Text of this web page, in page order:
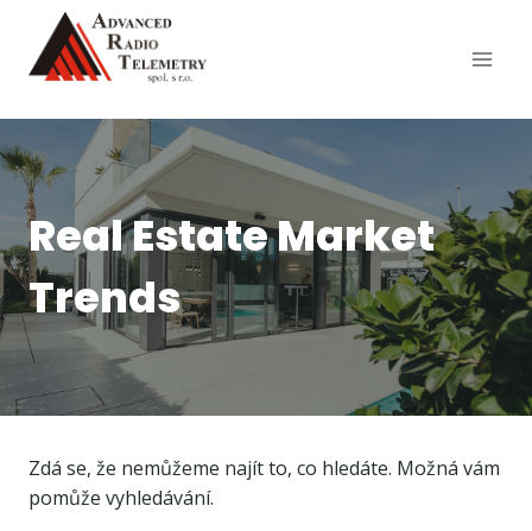
Přeskočit
obsah
Real Estate Market
Trends
Zdá se, že nemůžeme najít to, co hledáte. Možná vám
pomůže vyhledávání.